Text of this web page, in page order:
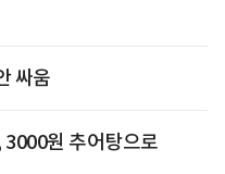
싸움
3000원 추어탕으로